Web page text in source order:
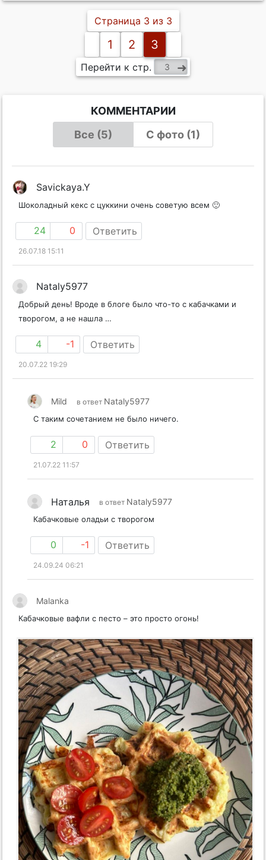
Страница 3 из 3
1 2 3
Перейти к стр.
КОММЕНТАРИИ
Все (5)
С фото (1)
Savickaya.Y
Шоколадный кекс с цуккини очень советую всем 🙂
24 0 Ответить
26.07.18 15:11
Nataly5977
Добрый день! Вроде в блоге было что-то с кабачками и
творогом, а не нашла …
4 -1 Ответить
20.07.22 19:29
Mild в ответ Nataly5977
С таким сочетанием не было ничего.
2 0 Ответить
21.07.22 11:57
Наталья в ответ Nataly5977
Кабачковые оладьи с творогом
0 -1 Ответить
24.09.24 06:21
Malanka
Кабачковые вафли с песто – это просто огонь!